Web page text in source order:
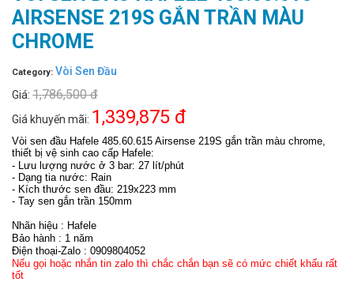
AIRSENSE 219S GẮN TRẦN MÀU
CHROME
Category: Vòi Sen Đầu
Giá: 1,786,500 đ
Giá khuyến mãi: 1,339,875 đ
Vòi sen đầu Hafele 485.60.615 Airsense 219S gắn trần màu chrome,
thiết bị vệ sinh cao cấp Hafele:
- Lưu lượng nước ở 3 bar: 27 lít/phút
- Dạng tia nước: Rain
- Kích thước sen đầu: 219x223 mm
- Tay sen gắn trần 150mm
Nhãn hiệu : Hafele
Bảo hành : 1 năm
Điện thoại-Zalo : 0909804052
Nếu gọi hoặc nhắn tin zalo thì chắc chắn bạn sẽ có mức chiết khấu rất
tốt